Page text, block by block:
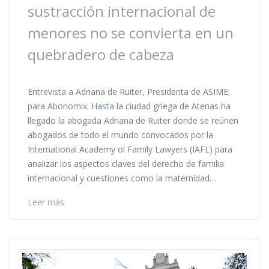
sustracción internacional de
menores no se convierta en un
quebradero de cabeza
Entrevista a Adriana de Ruiter, Presidenta de ASIME,
para Abonomix. Hasta la ciudad griega de Atenas ha
llegado la abogada Adriana de Ruiter donde se reúnen
abogados de todo el mundo convocados por la
International Academy ol Family Lawyers (IAFL) para
analizar los aspectos claves del derecho de familia
internacional y cuestiones como la maternidad…
Leer más